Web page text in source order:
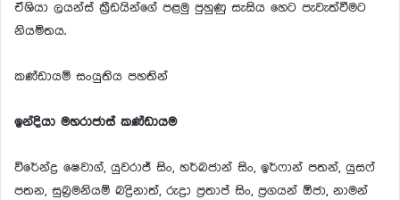
ඒශියා ලයන්ස් ක්‍රීඩයින්ගේ පළමු පුහුණු සැසිය හෙට පැවැත්වීමට
නියමිතය.
කණ්ඩායම් සංයුතිය පහතින්
ඉන්දියා මහරාජාස් කණ්ඩායම
විරේන්ද්‍ර ෂෙවාග්, යුවරාජ් සිං, හර්බජාන් සිං, ඉර්ෆාන් පතන්, යුසෆ්
පතන, සුබ‍්‍රමනියම් බද්‍රිනාත්, රුද්‍රා ප‍්‍රතාප් සිං, ප‍්‍රගයන් ඕජා, නාමන්